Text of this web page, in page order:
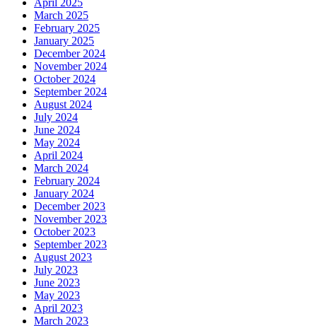
March 2025
February 2025
January 2025
December 2024
November 2024
October 2024
September 2024
August 2024
July 2024
June 2024
May 2024
April 2024
March 2024
February 2024
January 2024
December 2023
November 2023
October 2023
September 2023
August 2023
July 2023
June 2023
May 2023
April 2023
March 2023